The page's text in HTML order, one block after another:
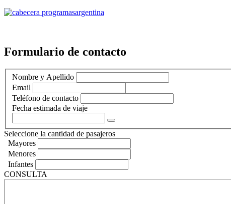
Formulario de contacto
Nombre y Apellido
Email
Teléfono de contacto
Fecha estimada de viaje
Seleccione la cantidad de pasajeros
Mayores
Menores
Infantes
CONSULTA